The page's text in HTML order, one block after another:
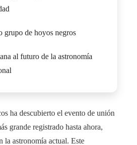
grupo de hoyos negros
al futuro de la astronomía
ha descubierto el evento de unión
grande registrado hasta ahora,
la astronomía actual. Este